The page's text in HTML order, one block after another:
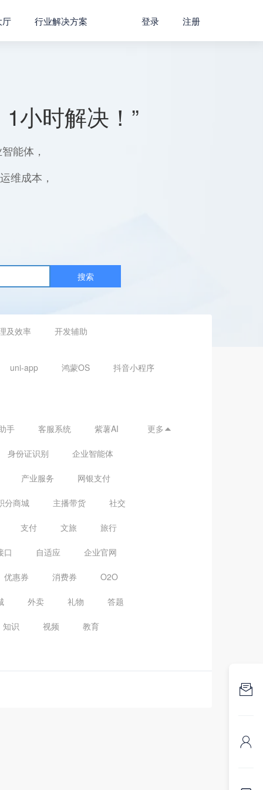
厅 行业解决方案 登录 注册
小时解决！”
能体，
维成本，
搜索
及效率 开发辅助
uni-app 鸿蒙OS 抖音小程序
手 客服系统 紫薯AI
身份证识别 企业智能体
产业服务 网银支付
分商城 主播带货 社交
支付 文旅 旅行
口 自适应 企业官网
优惠券 消费券 O2O
外卖 礼物 答题
知识 视频 教育
更多 

